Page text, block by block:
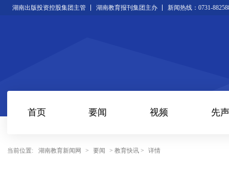
湖南出版投资控股集团主管 湖南教育报刊集团主办 新闻热线：0731-
首页 要闻 视频 先声
当前位置: 湖南教育新闻网 > 要闻 > 教育快讯 > 详情